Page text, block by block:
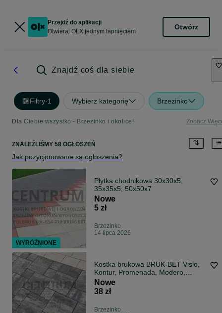
Przejdź do aplikacji
Otwieraj OLX jednym tapnięciem
Otwórz
Znajdź coś dla siebie
Filtry·1 Wybierz kategorię Brzezinko
Dla Ciebie wszystko - Brzezinko i okolice! Zobacz
ZNALEŹLIŚMY 58 OGŁOSZEŃ
Jak pozycjonowane są ogłoszenia?
Płytka chodnikowa 30x30x5,
35x35x5, 50x50x7
Nowe
5 zł
Brzezinko
14 lipca 2026
Kostka brukowa BRUK-BET Visio,
Kontur, Promenada, Modero,
Prospect
Nowe
38 zł
Brzezinko
WYRÓŻNIONE